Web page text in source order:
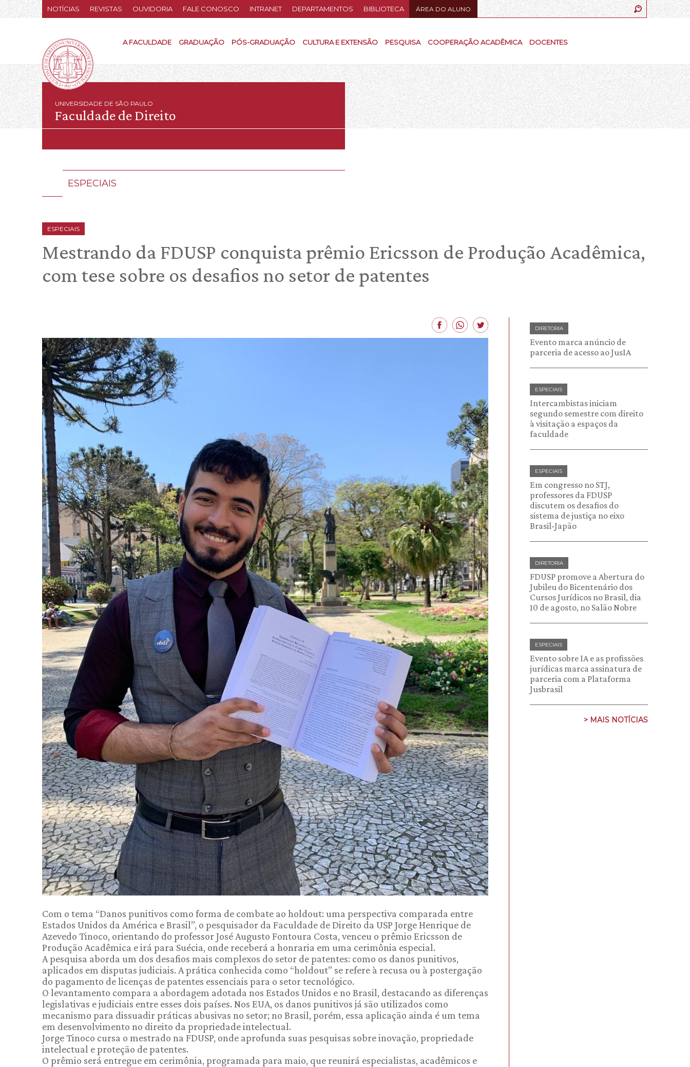
NOTÍCIAS REVISTAS OUVIDORIA FALE CONOSCO INTRANET DEPARTAMENTOS BIBLIOTECA ÁREA DO ALUNO
A FACULDADE GRADUAÇÃO PÓS-GRADUAÇÃO CULTURA E EXTENSÃO PESQUISA COOPERAÇÃO ACADÊMICA DOCENTES
UNIVERSIDADE DE SÃO PAULO
Faculdade de Direito
ESPECIAIS
ESPECIAIS
Mestrando da FDUSP conquista prêmio Ericsson de Produção Acadêmica,
com tese sobre os desafios no setor de patentes
Com o tema “Danos punitivos como forma de combate ao holdout: uma perspectiva comparada entre
Estados Unidos da América e Brasil”, o pesquisador da Faculdade de Direito da USP Jorge Henrique de
Azevedo Tinoco, orientando do professor José Augusto Fontoura Costa, venceu o prêmio Ericsson de
Produção Acadêmica e irá para Suécia, onde receberá a honraria em uma cerimônia especial.
A pesquisa aborda um dos desafios mais complexos do setor de patentes: como os danos punitivos,
aplicados em disputas judiciais. A prática conhecida como “holdout” se refere à recusa ou à postergação
do pagamento de licenças de patentes essenciais para o setor tecnológico.
O levantamento compara a abordagem adotada nos Estados Unidos e no Brasil, destacando as diferenças
legislativas e judiciais entre esses dois países. Nos EUA, os danos punitivos já são utilizados como
mecanismo para dissuadir práticas abusivas no setor; no Brasil, porém, essa aplicação ainda é um tema
em desenvolvimento no direito da propriedade intelectual.
Jorge Tinoco cursa o mestrado na FDUSP, onde aprofunda suas pesquisas sobre inovação, propriedade
intelectual e proteção de patentes.
O prêmio será entregue em cerimônia, programada para maio, que reunirá especialistas, acadêmicos e
DIRETORIA
Evento marca anúncio de
parceria de acesso ao JusIA
ESPECIAIS
Intercambistas iniciam
segundo semestre com direito
à visitação a espaços da
faculdade
ESPECIAIS
Em congresso no STJ,
professores da FDUSP
discutem os desafios do
sistema de justiça no eixo
Brasil-Japão
DIRETORIA
FDUSP promove a Abertura do
Jubileu do Bicentenário dos
Cursos Jurídicos no Brasil, dia
10 de agosto, no Salão Nobre
ESPECIAIS
Evento sobre IA e as profissões
jurídicas marca assinatura de
parceria com a Plataforma
Jusbrasil
> MAIS NOTÍCIAS